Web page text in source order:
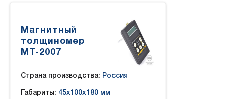
Магнитный
толщиномер
МТ-2007
Страна производства: Россия
Габариты: 45x100x180 мм